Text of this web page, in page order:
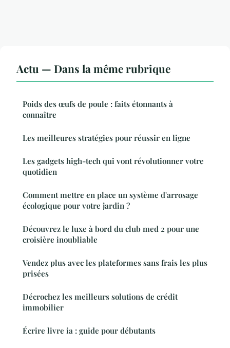
Actu — Dans la même rubrique
Poids des œufs de poule : faits étonnants à
connaître
Les meilleures stratégies pour réussir en ligne
Les gadgets high-tech qui vont révolutionner votre
quotidien
Comment mettre en place un système d'arrosage
écologique pour votre jardin ?
Découvrez le luxe à bord du club med 2 pour une
croisière inoubliable
Vendez plus avec les plateformes sans frais les plus
prisées
Décrochez les meilleurs solutions de crédit
immobilier
Écrire livre ia : guide pour débutants